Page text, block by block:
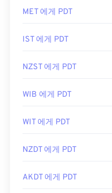
MET 에게 PDT
IST 에게 PDT
NZST 에게 PDT
WIB 에게 PDT
WIT 에게 PDT
NZDT 에게 PDT
AKDT 에게 PDT